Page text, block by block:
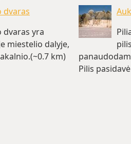
dvaras
dvaras yra
miestelio dalyje,
km)
Pilis